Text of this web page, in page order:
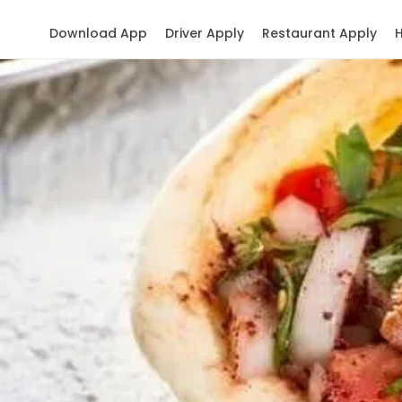
Restaurant Apply
Driver Apply
Download App